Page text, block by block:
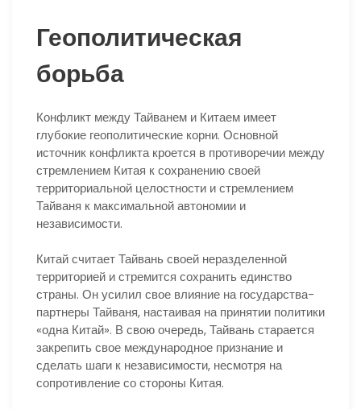
Геополитическая
борьба
Конфликт между Тайванем и Китаем имеет
глубокие геополитические корни. Основной
источник конфликта кроется в противоречии между
стремлением Китая к сохранению своей
территориальной целостности и стремлением
Тайваня к максимальной автономии и
независимости.
Китай считает Тайвань своей неразделенной
территорией и стремится сохранить единство
страны. Он усилил свое влияние на государства-
партнеры Тайваня, настаивая на принятии политики
«одна Китай». В свою очередь, Тайвань старается
закрепить свое международное признание и
сделать шаги к независимости, несмотря на
сопротивление со стороны Китая.